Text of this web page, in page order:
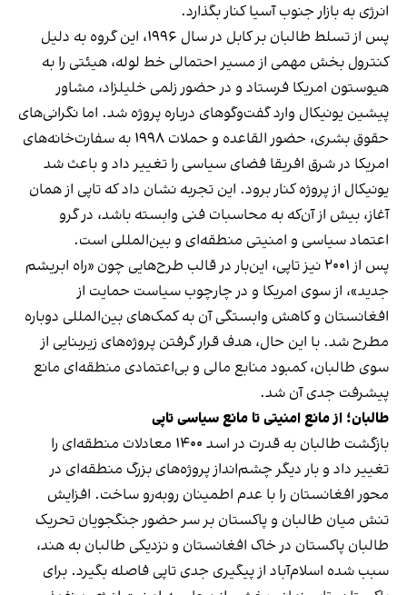
انرژی به بازار جنوب آسیا کنار بگذارد.
پس از تسلط طالبان بر کابل در سال ۱۹۹۶، این گروه به دلیل
کنترول بخش مهمی از مسیر احتمالی خط لوله، هیئتی را به
هیوستون امریکا فرستاد و در حضور زلمی خلیلزاد، مشاور
پیشین یونیکال وارد گفت‌وگوهای درباره پروژه شد. اما نگرانی‌های
حقوق بشری، حضور القاعده و حملات ۱۹۹۸ به سفارت‌خانه‌های
امریکا در شرق افریقا فضای سیاسی را تغییر داد و باعث شد
یونیکال از پروژه کنار برود. این تجربه نشان داد که تاپی از همان
آغاز، بیش از آن‌که به محاسبات فنی وابسته باشد، در گرو
اعتماد سیاسی و امنیتی منطقه‌ای و بین‌المللی است.
پس از ۲۰۰۱ نیز تاپی، این‌بار در قالب طرح‌هایی چون «راه ابریشم
جدید»، از سوی امریکا و در چارچوب سیاست حمایت از
افغانستان و کاهش وابستگی آن به کمک‌های بین‌المللی دوباره
مطرح شد. با این حال، هدف قرار گرفتن پروژه‌های زیربنایی از
سوی طالبان، کمبود منابع مالی و بی‌اعتمادی منطقه‌ای مانع
پیشرفت جدی آن شد.
طالبان؛ از مانع امنیتی تا مانع سیاسی تاپی
بازگشت طالبان به قدرت در اسد ۱۴۰۰ معادلات منطقه‌ای را
تغییر داد و بار دیگر چشم‌انداز پروژه‌های بزرگ منطقه‌ای در
محور افغانستان را با عدم اطمینان روبه‌رو ساخت. افزایش
تنش میان طالبان و پاکستان بر سر حضور جنگجویان تحریک
طالبان پاکستان در خاک افغانستان و نزدیکی طالبان به هند،
سبب شده اسلام‌آباد از پیگیری جدی تاپی فاصله بگیرد. برای